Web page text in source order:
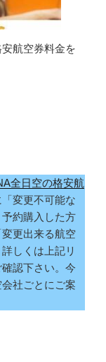
航空券料金を
全日空の格安航
変更不可能な
約購入した方
更出来る航空
しくは上記リ
認下さい。今
社ごとにご案